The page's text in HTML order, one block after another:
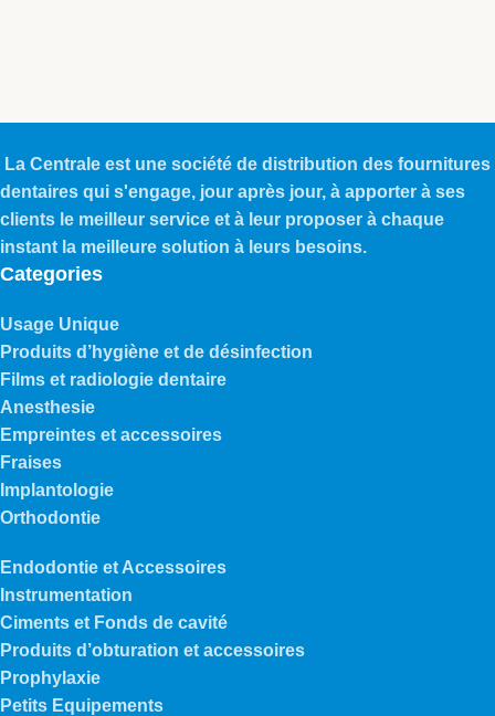
La Centrale est une société de distribution des fournitures
dentaires qui s'engage, jour après jour, à apporter à ses
clients le meilleur service et à leur proposer à chaque
instant la meilleure solution à leurs besoins.
Categories
Usage Unique
Produits d’hygiène et de désinfection
Films et radiologie dentaire
Anesthesie
Empreintes et accessoires
Fraises
Implantologie
Orthodontie
Endodontie et Accessoires
Instrumentation
Ciments et Fonds de cavité
Produits d’obturation et accessoires
Prophylaxie
Petits Equipements